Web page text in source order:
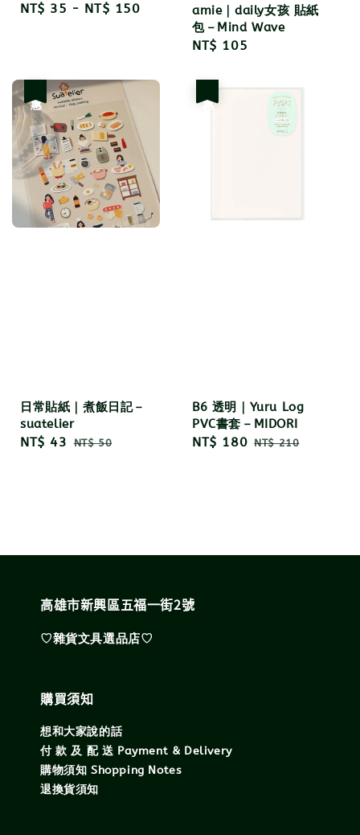
Regular
NT$ 35 - NT$ 150
amie｜daily女孩 貼紙
包－Mind Wave
Regular
NT$ 105
日常貼紙｜煮飯日記－
suatelier
Sale
NT$ 43 Regular
NT$ 50
B6 透明｜Yuru Log
PVC書套－MIDORI
Sale
NT$ 180 Regular
NT$ 210
高雄市新興區五福一街2號
♡雜貨文具選品店♡
購買須知
想和大家說的話
付 款 及 配 送 Payment & Delivery
購物須知 Shopping Notes
退換貨須知